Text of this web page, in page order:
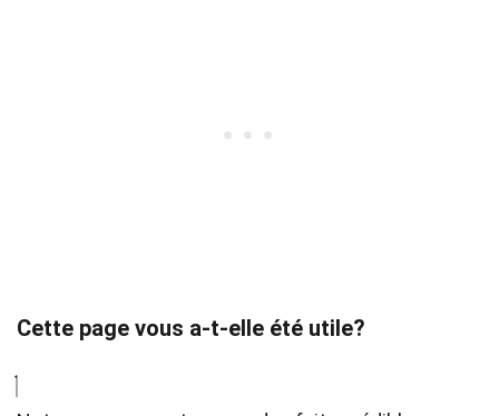
Cette page vous a-t-elle été utile?